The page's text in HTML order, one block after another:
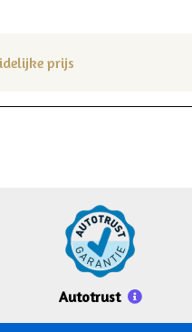
prijs
Autotrust